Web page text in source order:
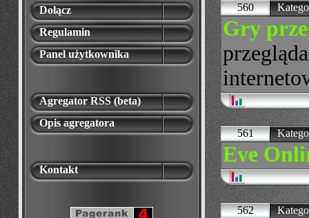
Dołącz
Regulamin
Panel użytkownika
Agregator RSS (beta)
Opis agregatora
Kontakt
560
Gry
561
Eve
562